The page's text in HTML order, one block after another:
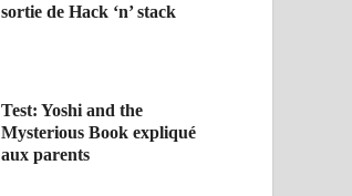
sortie de Hack ‘n’ stack
Test: Yoshi and the
Mysterious Book expliqué
aux parents